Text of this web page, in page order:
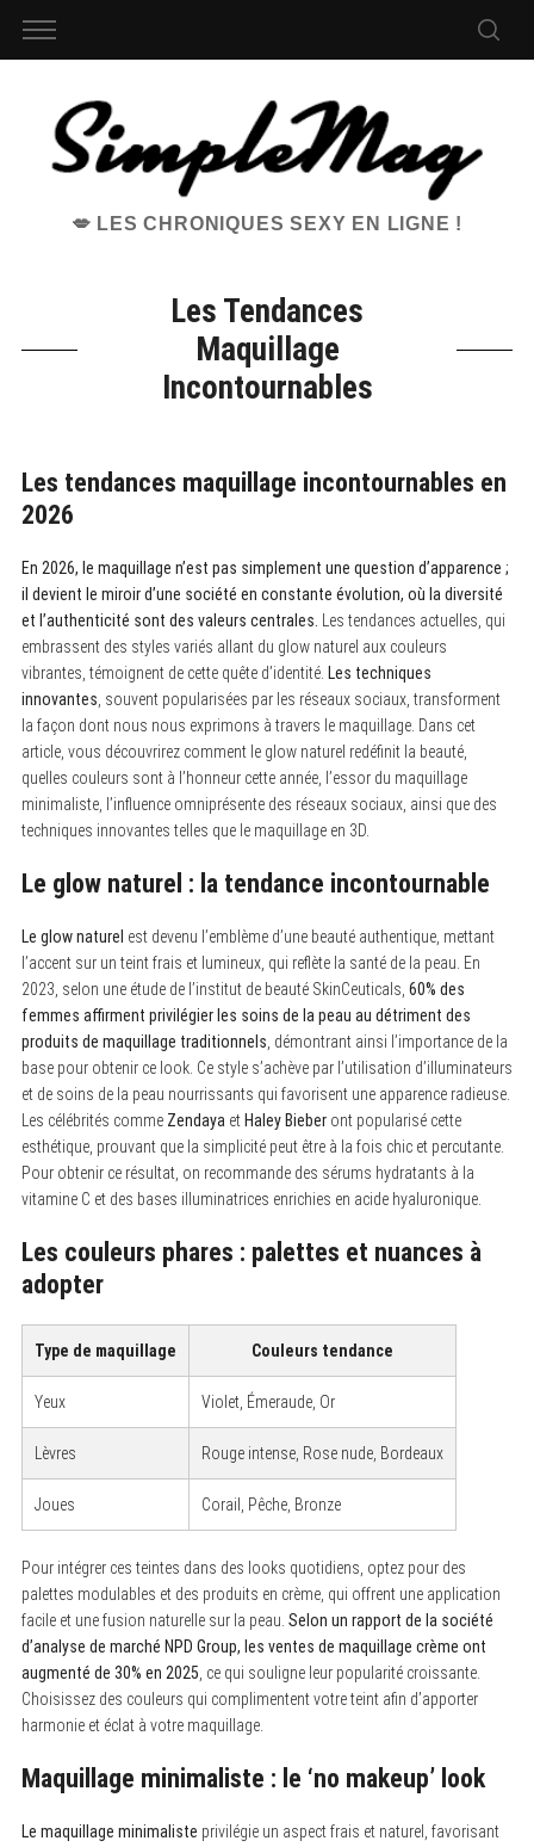
💋 LES CHRONIQUES SEXY EN LIGNE !
Les Tendances
Maquillage
Incontournables
Les tendances maquillage incontournables en
2026
En 2026, le maquillage n’est pas simplement une question d’apparence ;
il devient le miroir d’une société en constante évolution, où la diversité
et l’authenticité sont des valeurs centrales.
Les tendances actuelles, qui
embrassent des styles variés allant du glow naturel aux couleurs
vibrantes, témoignent de cette quête d’identité. Les techniques
innovantes , souvent popularisées par les réseaux sociaux, transforment
la façon dont nous nous exprimons à travers le maquillage. Dans cet
article, vous découvrirez comment le glow naturel redéfinit la beauté,
quelles couleurs sont à l’honneur cette année, l’essor du maquillage
minimaliste, l’influence omniprésente des réseaux sociaux, ainsi que des
techniques innovantes telles que le maquillage en 3D.
Le glow naturel : la tendance incontournable
Le glow naturel est devenu l’emblème d’une beauté authentique, mettant
l’accent sur un teint frais et lumineux, qui reflète la santé de la peau. En
2023, selon une étude de l’institut de beauté SkinCeuticals, 60% des
femmes affirment privilégier les soins de la peau au détriment des
produits de maquillage traditionnels , démontrant ainsi l’importance de la
base pour obtenir ce look. Ce style s’achève par l’utilisation d’illuminateurs
et de soins de la peau nourrissants qui favorisent une apparence radieuse.
Les célébrités comme Zendaya et Haley Bieberont popularisé cette
esthétique, prouvant que la simplicité peut être à la fois chic et percutante.
Pour obtenir ce résultat, on recommande des sérums hydratants à la
vitamine C et des bases illuminatrices enrichies en acide hyaluronique.
Les couleurs phares : palettes et nuances à
adopter
Type de maquillage Couleurs tendance
Yeux Violet, Émeraude, Or
Lèvres Rouge intense, Rose nude, Bordeaux
Joues Corail, Pêche, Bronze
Pour intégrer ces teintes dans des looks quotidiens, optez pour des
palettes modulables et des produits en crème, qui offrent une application
facile et une fusion naturelle sur la peau. Selon un rapport de la société
d’analyse de marché NPD Group, les ventes de maquillage crème ont
augmenté de 30% en 2025 , ce qui souligne leur popularité croissante.
Choisissez des couleurs qui complimentent votre teint afin d’apporter
harmonie et éclat à votre maquillage.
Maquillage minimaliste : le ‘no makeup’ look
Le maquillage minimaliste privilégie un aspect frais et naturel, favorisant